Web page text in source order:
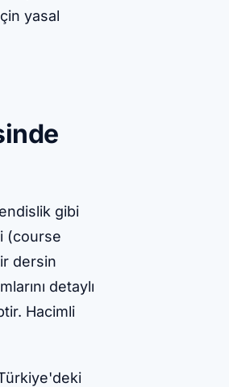
yasal
gibi
(course
dersin
detaylı
Hacimli